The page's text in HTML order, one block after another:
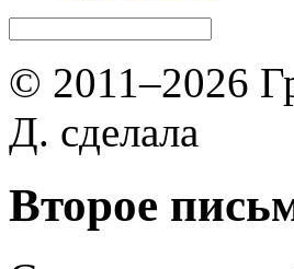
© 2011–2026
Д. сделала
Второе